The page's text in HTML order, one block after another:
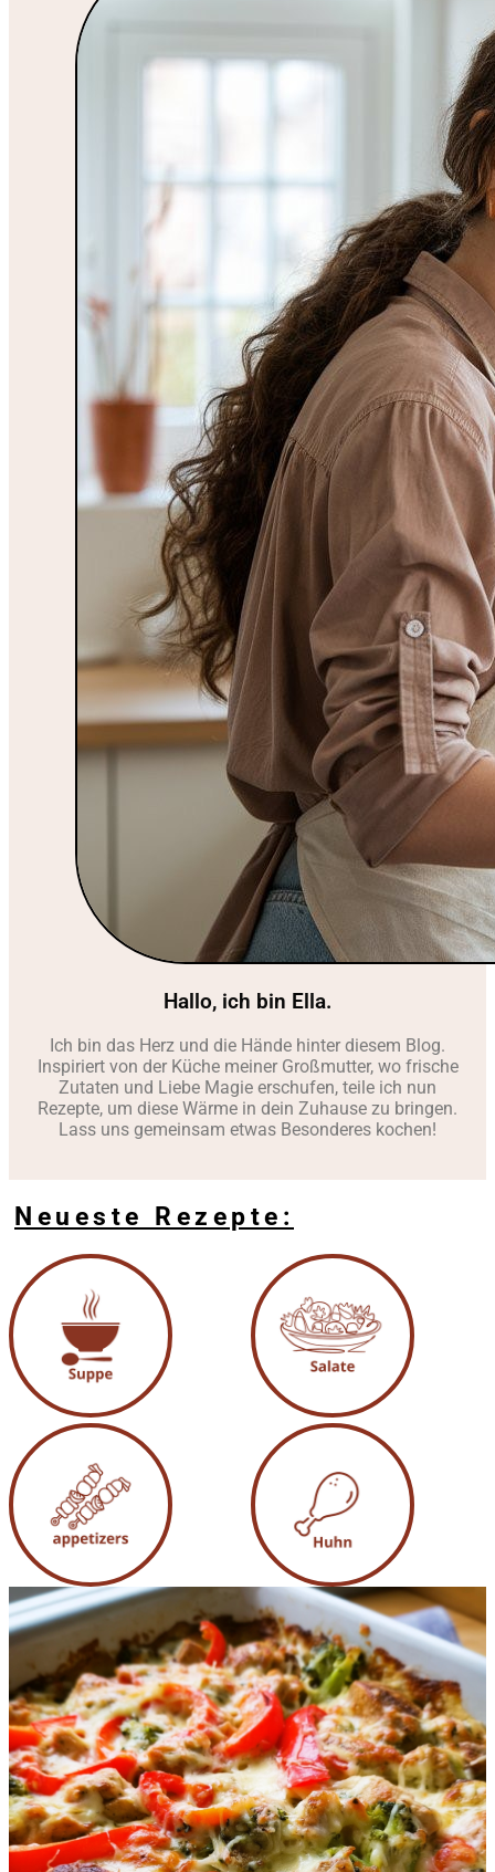
Hallo, ich bin Ella.
Ich bin das Herz und die Hände hinter diesem Blog.
Inspiriert von der Küche meiner Großmutter, wo frische
Zutaten und Liebe Magie erschufen, teile ich nun
Rezepte, um diese Wärme in dein Zuhause zu bringen.
Lass uns gemeinsam etwas Besonderes kochen!
Neueste Rezepte: